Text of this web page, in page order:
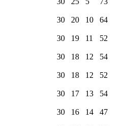
30 20 10 64
30 19 11 52
30 18 12 54
30 18 12 52
30 17 13 54
30 16 14 47